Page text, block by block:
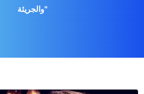
والجريئة"